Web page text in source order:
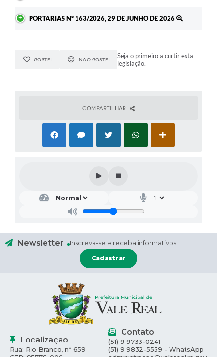
PORTARIAS Nº 163/2026, 29 DE JUNHO DE 2026
GOSTEI NÃO GOSTEI
Seja o primeiro a curtir esta
legislação.
COMPARTILHAR
Newsletter Inscreva-se e receba informativos
Cadastrar
Localização
Rua: Rio Branco, nº 659
Contato
(51) 9 9733-0241
(51) 9 9832-5559 - WhatsApp